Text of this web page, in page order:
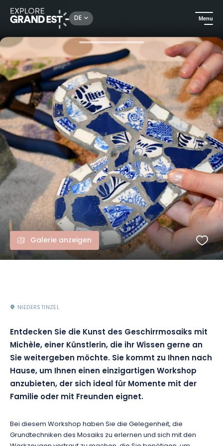
DE Menu
Sehenswertes in der Region Grand Est Entdecken Sie die Kunst des Geschirrmosaiks und gestalten Sie Ihr eigenes Stück
Galerie anzeigen
NIEDERSTINZEL
Entdecken Sie die Kunst des Geschirrmosaiks mit
Michèle, einer Künstlerin, die ihr Wissen gerne an
Sie weitergeben möchte. Sie kommt zu Ihnen nach
Hause, um Ihnen einen einzigartigen Workshop
anzubieten, der sich ideal für Momente mit der
Familie oder mit Freunden eignet.
Bei diesem Workshop haben Sie die Gelegenheit, die
Grundtechniken des Mosaiks zu erlernen und sich mit den